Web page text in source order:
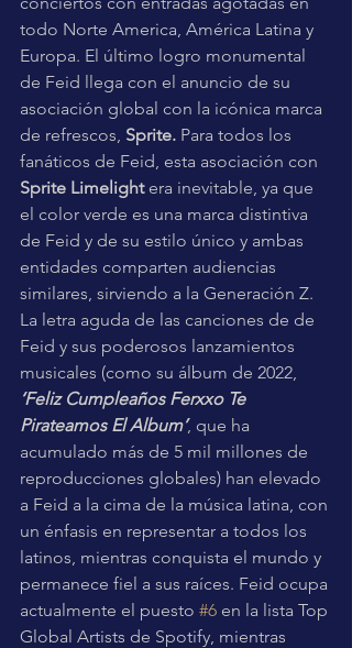
todo Norte America, América Latina y
Europa. El último logro monumental
de Feid llega con el anuncio de su
asociación global con la icónica marca
de refrescos, Sprite. Para todos los
fanáticos de Feid, esta asociación con
Sprite Limelight era inevitable, ya que
el color verde es una marca distintiva
de Feid y de su estilo único y ambas
entidades comparten audiencias
similares, sirviendo a la Generación Z.
La letra aguda de las canciones de de
Feid y sus poderosos lanzamientos
musicales (como su álbum de 2022,
‘Feliz Cumpleaños Ferxxo Te
Pirateamos El Album’, que ha
acumulado más de 5 mil millones de
reproducciones globales) han elevado
a Feid a la cima de la música latina, con
un énfasis en representar a todos los
latinos, mientras conquista el mundo y
permanece fiel a sus raíces. Feid ocupa
actualmente el puesto #6 en la lista Top
Global Artists de Spotify, mientras